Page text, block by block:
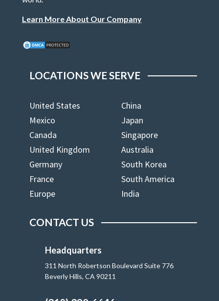
Learn More About Our Company
LOCATIONS WE SERVE
United States
China
Mexico
Japan
Canada
Singapore
United Kingdom
Australia
Germany
South Korea
France
South America
Europe
India
CONTACT US
Headquarters
311 North Robertson Boulevard Suite 776
Beverly Hills, CA 90211